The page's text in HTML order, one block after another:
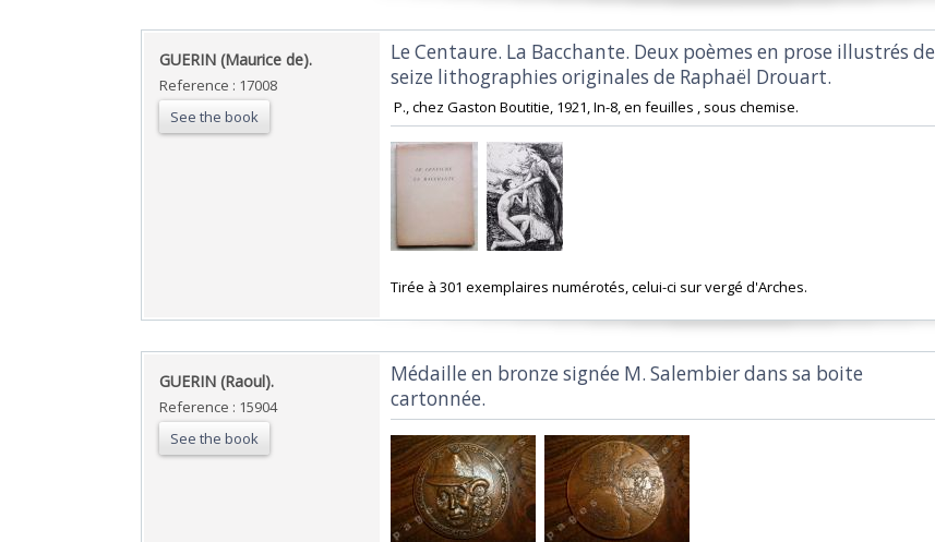
‎GUERIN (Maurice de). ‎
Reference : 17008
See the book
‎Le Centaure. La Bacchante. Deux poèmes en prose illustrés de
seize lithographies originales de Raphaël Drouart.‎
‎ P., chez Gaston Boutitie, 1921, In-8, en feuilles , sous chemise. ‎
‎Tirée à 301 exemplaires numérotés, celui-ci sur vergé d'Arches. ‎
‎GUERIN (Raoul). ‎
Reference : 15904
See the book
‎Médaille en bronze signée M. Salembier dans sa boite
cartonnée.‎